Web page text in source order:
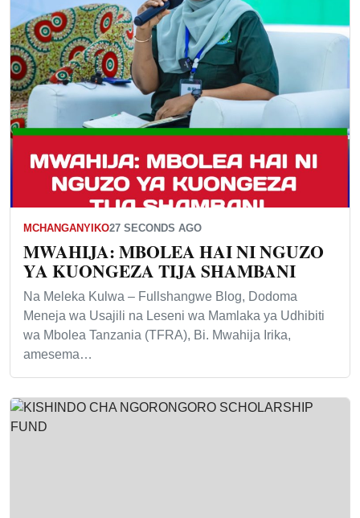
MCHANGANYIKO27 SECONDS AGO
MWAHIJA: MBOLEA HAI NI NGUZO
YA KUONGEZA TIJA SHAMBANI
Na Meleka Kulwa – Fullshangwe Blog, Dodoma
Meneja wa Usajili na Leseni wa Mamlaka ya Udhibiti
wa Mbolea Tanzania (TFRA), Bi. Mwahija Irika,
amesema…